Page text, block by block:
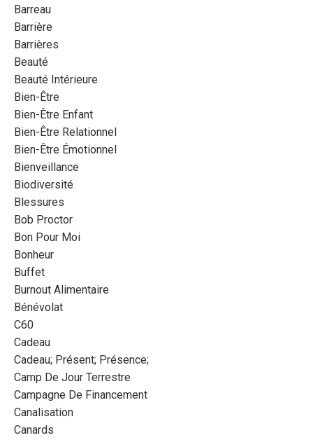
Barreau
Barrière
Barrières
Beauté
Beauté Intérieure
Bien-Être
Bien-Être Enfant
Bien-Être Relationnel
Bien-Être Émotionnel
Bienveillance
Biodiversité
Blessures
Bob Proctor
Bon Pour Moi
Bonheur
Buffet
Burnout Alimentaire
Bénévolat
C60
Cadeau
Cadeau; Présent; Présence;
Camp De Jour Terrestre
Campagne De Financement
Canalisation
Canards